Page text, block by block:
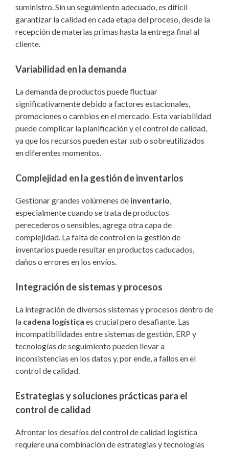
suministro. Sin un seguimiento adecuado, es difícil
garantizar la calidad en cada etapa del proceso, desde la
recepción de materias primas hasta la entrega final al
cliente.
Variabilidad en la demanda
La demanda de productos puede fluctuar
significativamente debido a factores estacionales,
promociones o cambios en el mercado. Esta variabilidad
puede complicar la planificación y el control de calidad,
ya que los recursos pueden estar sub o sobreutilizados
en diferentes momentos.
Complejidad en la gestión de inventarios
Gestionar grandes volúmenes de inventario
especialmente cuando se trata de productos
perecederos o sensibles, agrega otra capa de
complejidad. La falta de control en la gestión de
inventarios puede resultar en productos caducados,
daños o errores en los envíos.
Integración de sistemas y procesos
La integración de diversos sistemas y procesos dentro de
la cadena logística es crucial pero desafiante. Las
incompatibilidades entre sistemas de gestión, ERP y
tecnologías de seguimiento pueden llevar a
inconsistencias en los datos y, por ende, a fallos en el
control de calidad.
Estrategias y soluciones prácticas para el
control de calidad
Afrontar los desafíos del control de calidad logística
requiere una combinación de estrategias y tecnologías